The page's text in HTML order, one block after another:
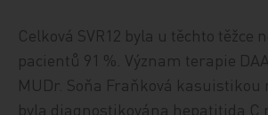
Celková SVR12 byla u těchto těžce
pacientů 91 %. Význam terapie
MUDr. Soňa Fraňková kasuistikou
byla diagnostikována hepatitida C